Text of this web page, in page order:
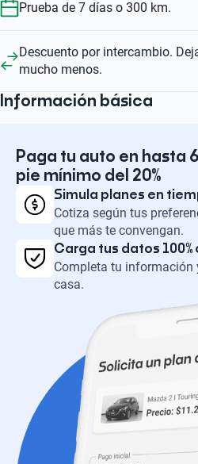
Prueba de 7 días o 300 km.
Descuento por intercambio.
mucho menos.
Información básica
Paga tu auto en hasta
pie mínimo del 20%
Simula planes en
Cotiza según tus
que más te convengan.
Carga tus datos 100%
Completa tu información
casa.